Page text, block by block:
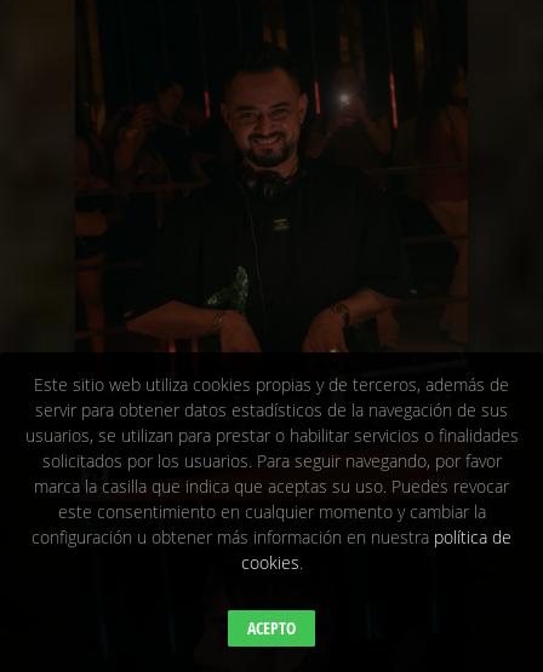
Este sitio web utiliza cookies propias y de terceros, además de
servir para obtener datos estadísticos de la navegación de sus
usuarios, se utilizan para prestar o habilitar servicios o finalidades
solicitados por los usuarios. Para seguir navegando, por favor
marca la casilla que indica que aceptas su uso. Puedes revocar
este consentimiento en cualquier momento y cambiar la
configuración u obtener más información en nuestra política de
cookies.
ACEPTO